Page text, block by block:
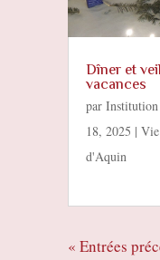
Dîner et
vacances
par
18, 2025 |
d'Aquin
« Entrées